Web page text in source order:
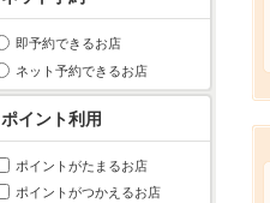
即予約できるお店
ネット予約できるお店
ポイント利用
ポイントがたまるお店
ポイントがつかえるお店